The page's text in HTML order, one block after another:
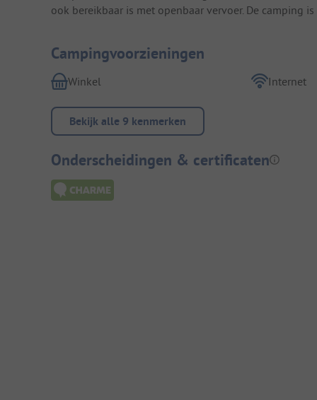
ook bereikbaar is met openbaar vervoer. De camping
Campingvoorzieningen
Winkel Internet
Bekijk alle 9 kenmerken
Onderscheidingen & certificaten